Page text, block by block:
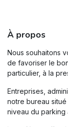
À propos
Nous souhaitons
de favoriser le
particulier, à la
Entreprises,
notre bureau
niveau du